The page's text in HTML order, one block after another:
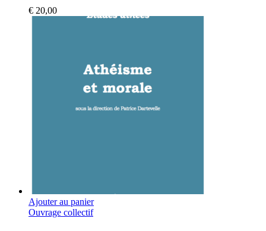
€ 20,00
Ajouter au panier
Ouvrage collectif